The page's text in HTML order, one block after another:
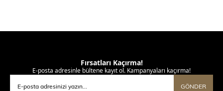
Fırsatları Kaçırma!
E-posta adresinle bültene kayıt ol. Kampanyaları kaçırma!
GÖNDER